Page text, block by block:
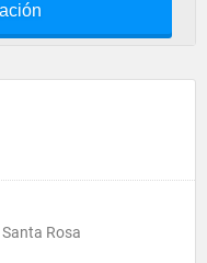
Rosa